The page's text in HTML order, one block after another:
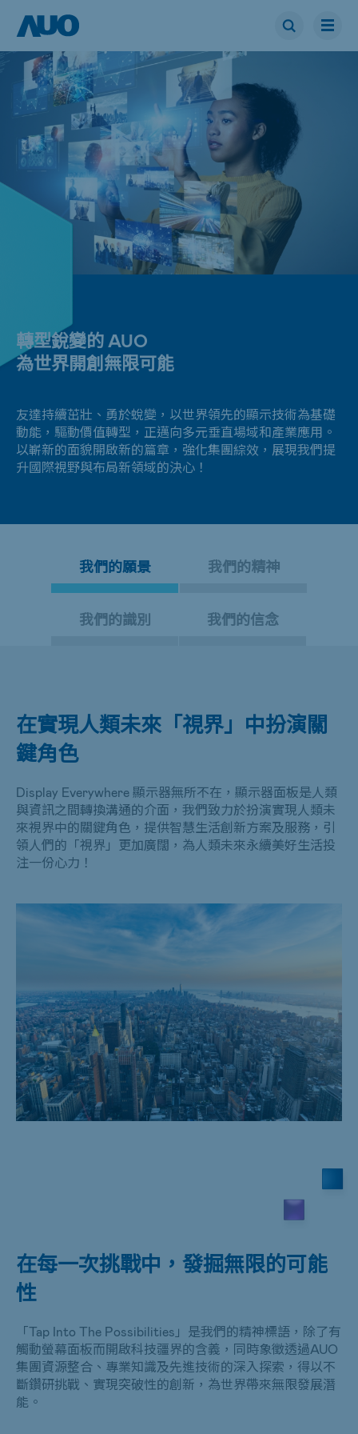
轉型銳變的 AUO
為世界開創無限可能
友達持續茁壯、勇於蛻變，以世界領先的顯示技術為基礎
動能，驅動價值轉型，正邁向多元垂直場域和產業應用。
以嶄新的面貌開啟新的篇章，強化集團綜效，展現我們提
升國際視野與布局新領域的決心！
我們的願景 我們的精神
我們的識別 我們的信念
在實現人類未來「視界」中扮演關
鍵角色
Display Everywhere 顯示器無所不在，顯示器面板是人類
與資訊之間轉換溝通的介面，我們致力於扮演實現人類未
來視界中的關鍵角色，提供智慧生活創新方案及服務，引
領人們的「視界」更加廣闊，為人類未來永續美好生活投
注一份心力！
在每一次挑戰中，發掘無限的可能
性
「Tap Into The Possibilities」是我們的精神標語，除了有
觸動螢幕面板而開啟科技疆界的含義，同時象徵透過AUO
集團資源整合、專業知識及先進技術的深入探索，得以不
斷鑽研挑戰、實現突破性的創新，為世界帶來無限發展潛
能。